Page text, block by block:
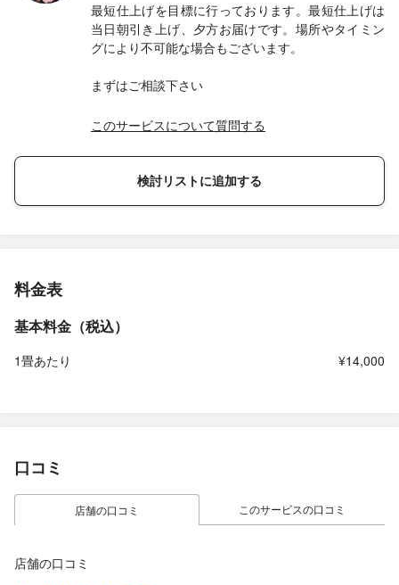
最短仕上げを目標に行っております。最短仕上げは
当日朝引き上げ、夕方お届けです。場所やタイミン
グにより不可能な場合もございます。
まずはご相談下さい
このサービスについて質問する
検討リストに追加する
料金表
基本料金（税込）
1畳あたり ¥14,000
口コミ
店舗の口コミ このサービスの口コミ
店舗の口コミ